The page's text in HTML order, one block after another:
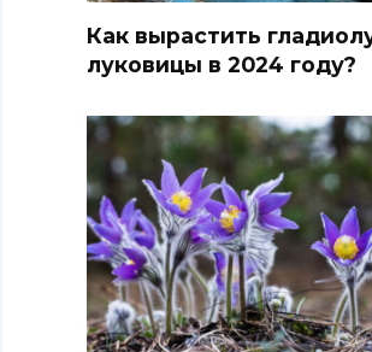
Как вырастить
луковицы в 2024 году?